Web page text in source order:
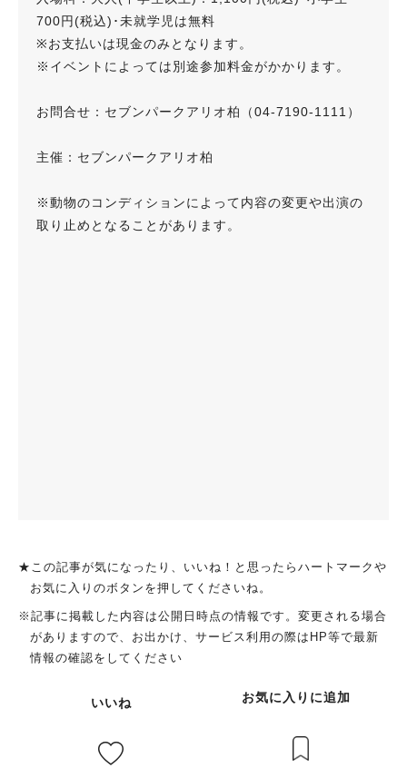
700円(税込)･未就学児は無料
※お支払いは現金のみとなります。
※イベントによっては別途参加料金がかかります。
お問合せ：セブンパークアリオ柏（04-7190-1111）
主催：セブンパークアリオ柏
※動物のコンディションによって内容の変更や出演の
取り止めとなることがあります。
★この記事が気になったり、いいね！と思ったらハートマークや
お気に入りのボタンを押してくださいね。
※記事に掲載した内容は公開日時点の情報です。変更される場合
がありますので、お出かけ、サービス利用の際はHP等で最新
情報の確認をしてください
いいね お気に入りに追加